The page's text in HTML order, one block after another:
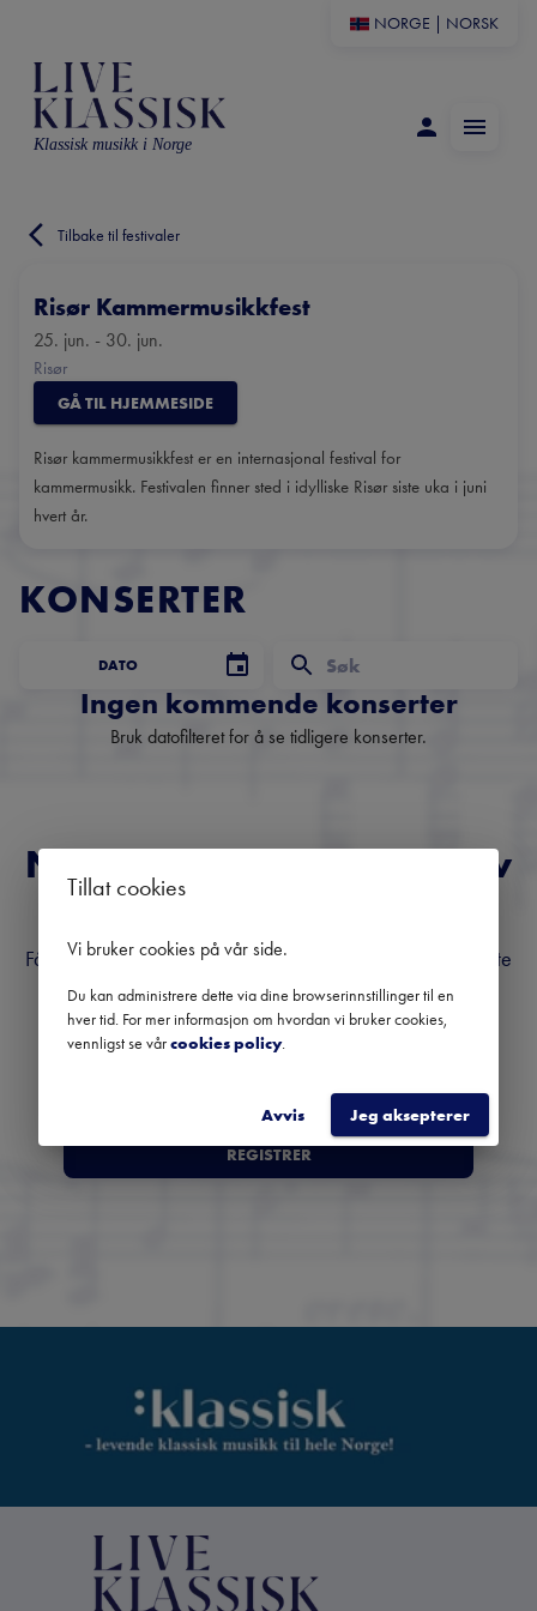
NORGE NORSK
Klassisk musikk i Norge
Tilbake til festivaler
Risør Kammermusikkfest
25. jun. - 30. jun.
Risør
GÅ TIL HJEMMESIDE
Risør kammermusikkfest er en internasjonal festival for
kammermusikk. Festivalen finner sted i idylliske Risør siste uka i juni
hvert år.
KONSERTER
DATO
Ingen kommende konserter
Bruk datofilteret for å se tidligere konserter.
Norges fremste nyhetsbrev
om klassisk musikk
Få oversikt over kommende konserter, festivaler og utvalgte
anbefalinger fra hele landet.
REGISTRER
Tillat cookies
Vi bruker cookies på vår side.
Du kan administrere dette via dine browserinnstillinger til en
hver tid. For mer informasjon om hvordan vi bruker cookies,
vennligst se vårcookies policy.
Avvis Jeg aksepterer